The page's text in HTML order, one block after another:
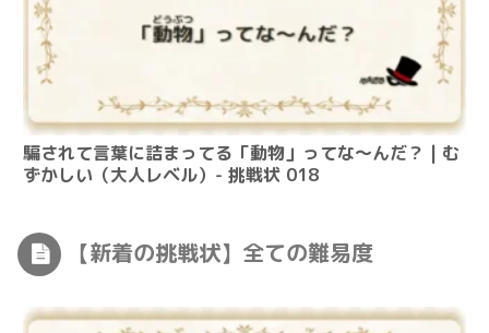
騙されて言葉に詰まってる「動物」ってな～んだ？ | む
ずかしい（大人レベル）- 挑戦状 018
【新着の挑戦状】全ての難易度